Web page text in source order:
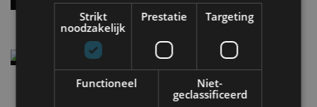
4 aug
Elektrische Geely E2 (tijdelijk) net zo goedkoop
als een Renault Twingo
4 aug
Strikt
noodzakelijk
Prestatie Targeting
Functioneel
Niet-
geclassificeerd